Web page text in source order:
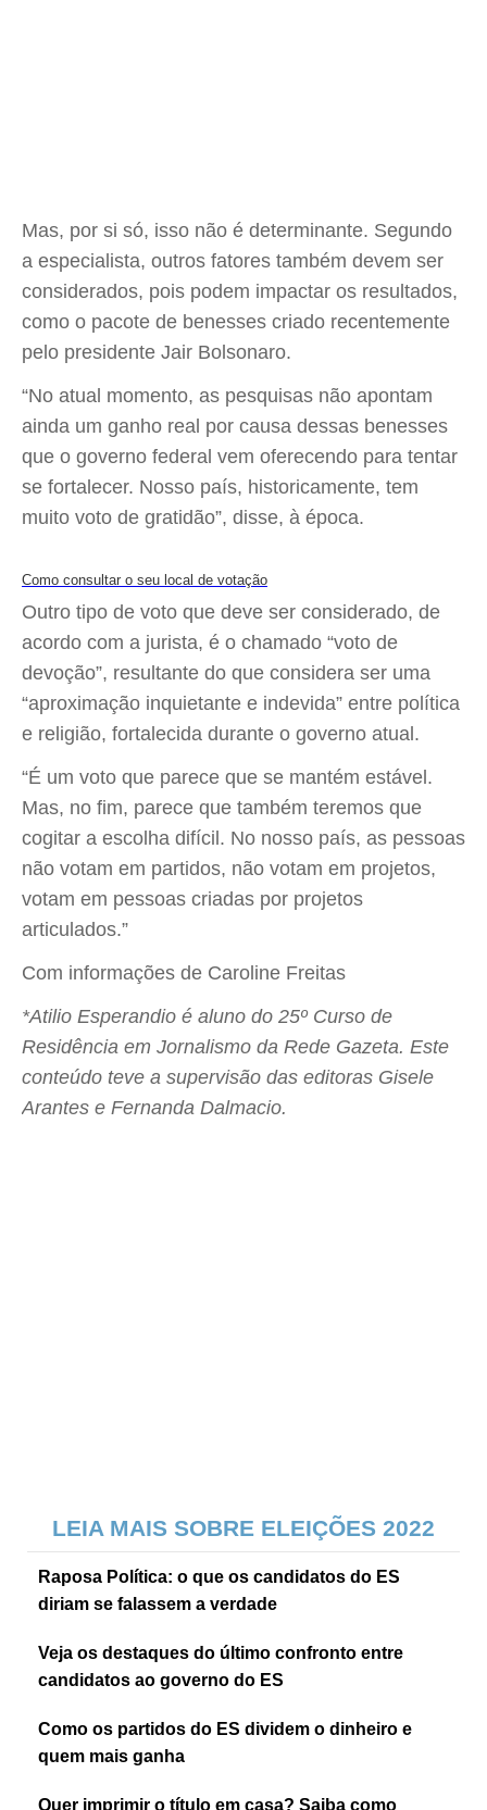
Mas, por si só, isso não é determinante. Segundo
a especialista, outros fatores também devem ser
considerados, pois podem impactar os resultados,
como o pacote de benesses criado recentemente
pelo presidente Jair Bolsonaro.
“No atual momento, as pesquisas não apontam
ainda um ganho real por causa dessas benesses
que o governo federal vem oferecendo para tentar
se fortalecer. Nosso país, historicamente, tem
muito voto de gratidão”, disse, à época.
Como consultar o seu local de votação
Outro tipo de voto que deve ser considerado, de
acordo com a jurista, é o chamado “voto de
devoção”, resultante do que considera ser uma
“aproximação inquietante e indevida” entre política
e religião, fortalecida durante o governo atual.
“É um voto que parece que se mantém estável.
Mas, no fim, parece que também teremos que
cogitar a escolha difícil. No nosso país, as pessoas
não votam em partidos, não votam em projetos,
votam em pessoas criadas por projetos
articulados.”
Com informações de Caroline Freitas
*Atilio Esperandio é aluno do 25º Curso de
Residência em Jornalismo da Rede Gazeta. Este
conteúdo teve a supervisão das editoras Gisele
Arantes e Fernanda Dalmacio.
LEIA MAIS SOBRE ELEIÇÕES 2022
Raposa Política: o que os candidatos do ES
diriam se falassem a verdade
Veja os destaques do último confronto entre
candidatos ao governo do ES
Como os partidos do ES dividem o dinheiro e
quem mais ganha
Quer imprimir o título em casa? Saiba como